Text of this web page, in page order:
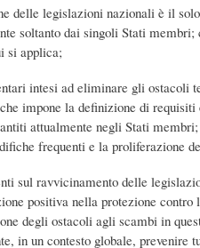
delle legislazioni nazionali è il
soltanto dai singoli Stati
si applica;
intesi ad eliminare gli ostacoli
impone la definizione di
attualmente negli Stati
frequenti e la proliferazione
sul ravvicinamento delle
positiva nella protezione
degli ostacoli agli scambi in
in un contesto globale,